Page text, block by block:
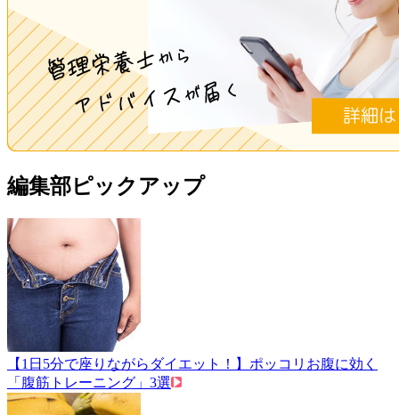
編集部ピックアップ
【1日5分で座りながらダイエット！】ポッコリお腹に効く
「腹筋トレーニング」3選